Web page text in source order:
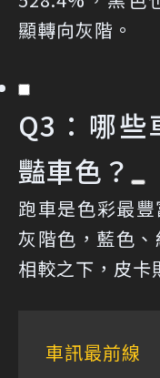
顯轉向灰階。
Q3：哪些
豔車色？
跑車是色彩最
灰階色，藍色、
相較之下，皮卡
車訊最前線